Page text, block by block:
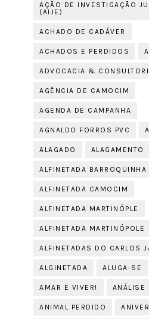
AÇÃO DE INVESTIGAÇÃO
(AIJE)
ACHADO DE CADÁVER
ACHADOS E PERDIDOS
ADVOCACIA &
AGÊNCIA DE CAMOCIM
AGENDA DE CAMPANHA
AGNALDO FORROS PVC
ALAGADO ALAGAMENTO
ALFINETADA BARROQUINHA
ALFINETADA CAMOCIM
ALFINETADA MARTINÓPLE
ALFINETADA MARTINÓPOLE
ALFINETADAS DO CARLOS
ALGINETADA ALUGA-SE
AMAR E VIVER! ANÁLISE
ANIMAL PERDIDO